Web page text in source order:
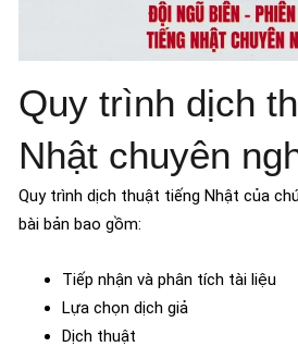
Quy trình dịch
Nhật chuyên
Quy trình dịch thuật tiếng Nhật của
bài bản bao gồm:
Tiếp nhận và phân tích tài liệu
Lựa chọn dịch giả
Dịch thuật